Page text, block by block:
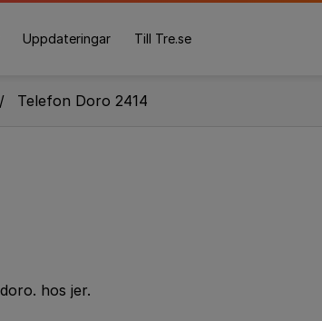
Uppdateringar Till Tre.se
Telefon Doro 2414
hos jer.